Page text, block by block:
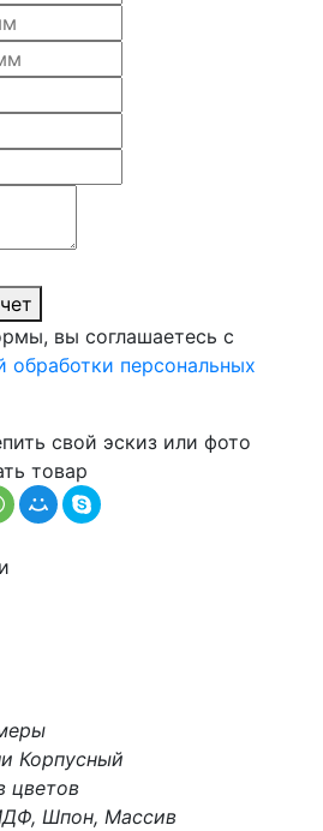
вы соглашаетесь с
обработки персональных
свой эскиз или фото
товар
Корпусный
цветов
Шпон, Массив